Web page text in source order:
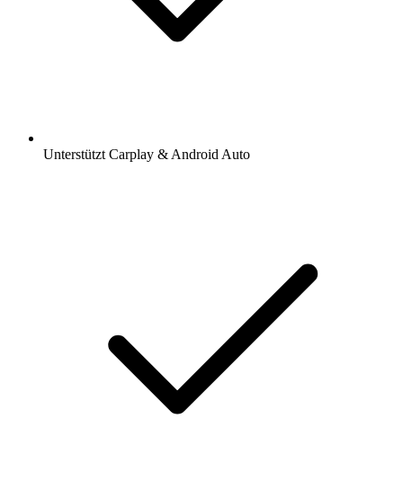
Unterstützt Carplay & Android Auto